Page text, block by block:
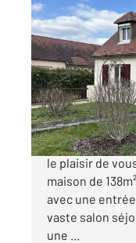
ECQUEVILLY 78
138 m2, 6 pièces
Ref : 493
Maison à
367
Au cœur
le plaisir de
maison de
avec une
vaste salon
une ...